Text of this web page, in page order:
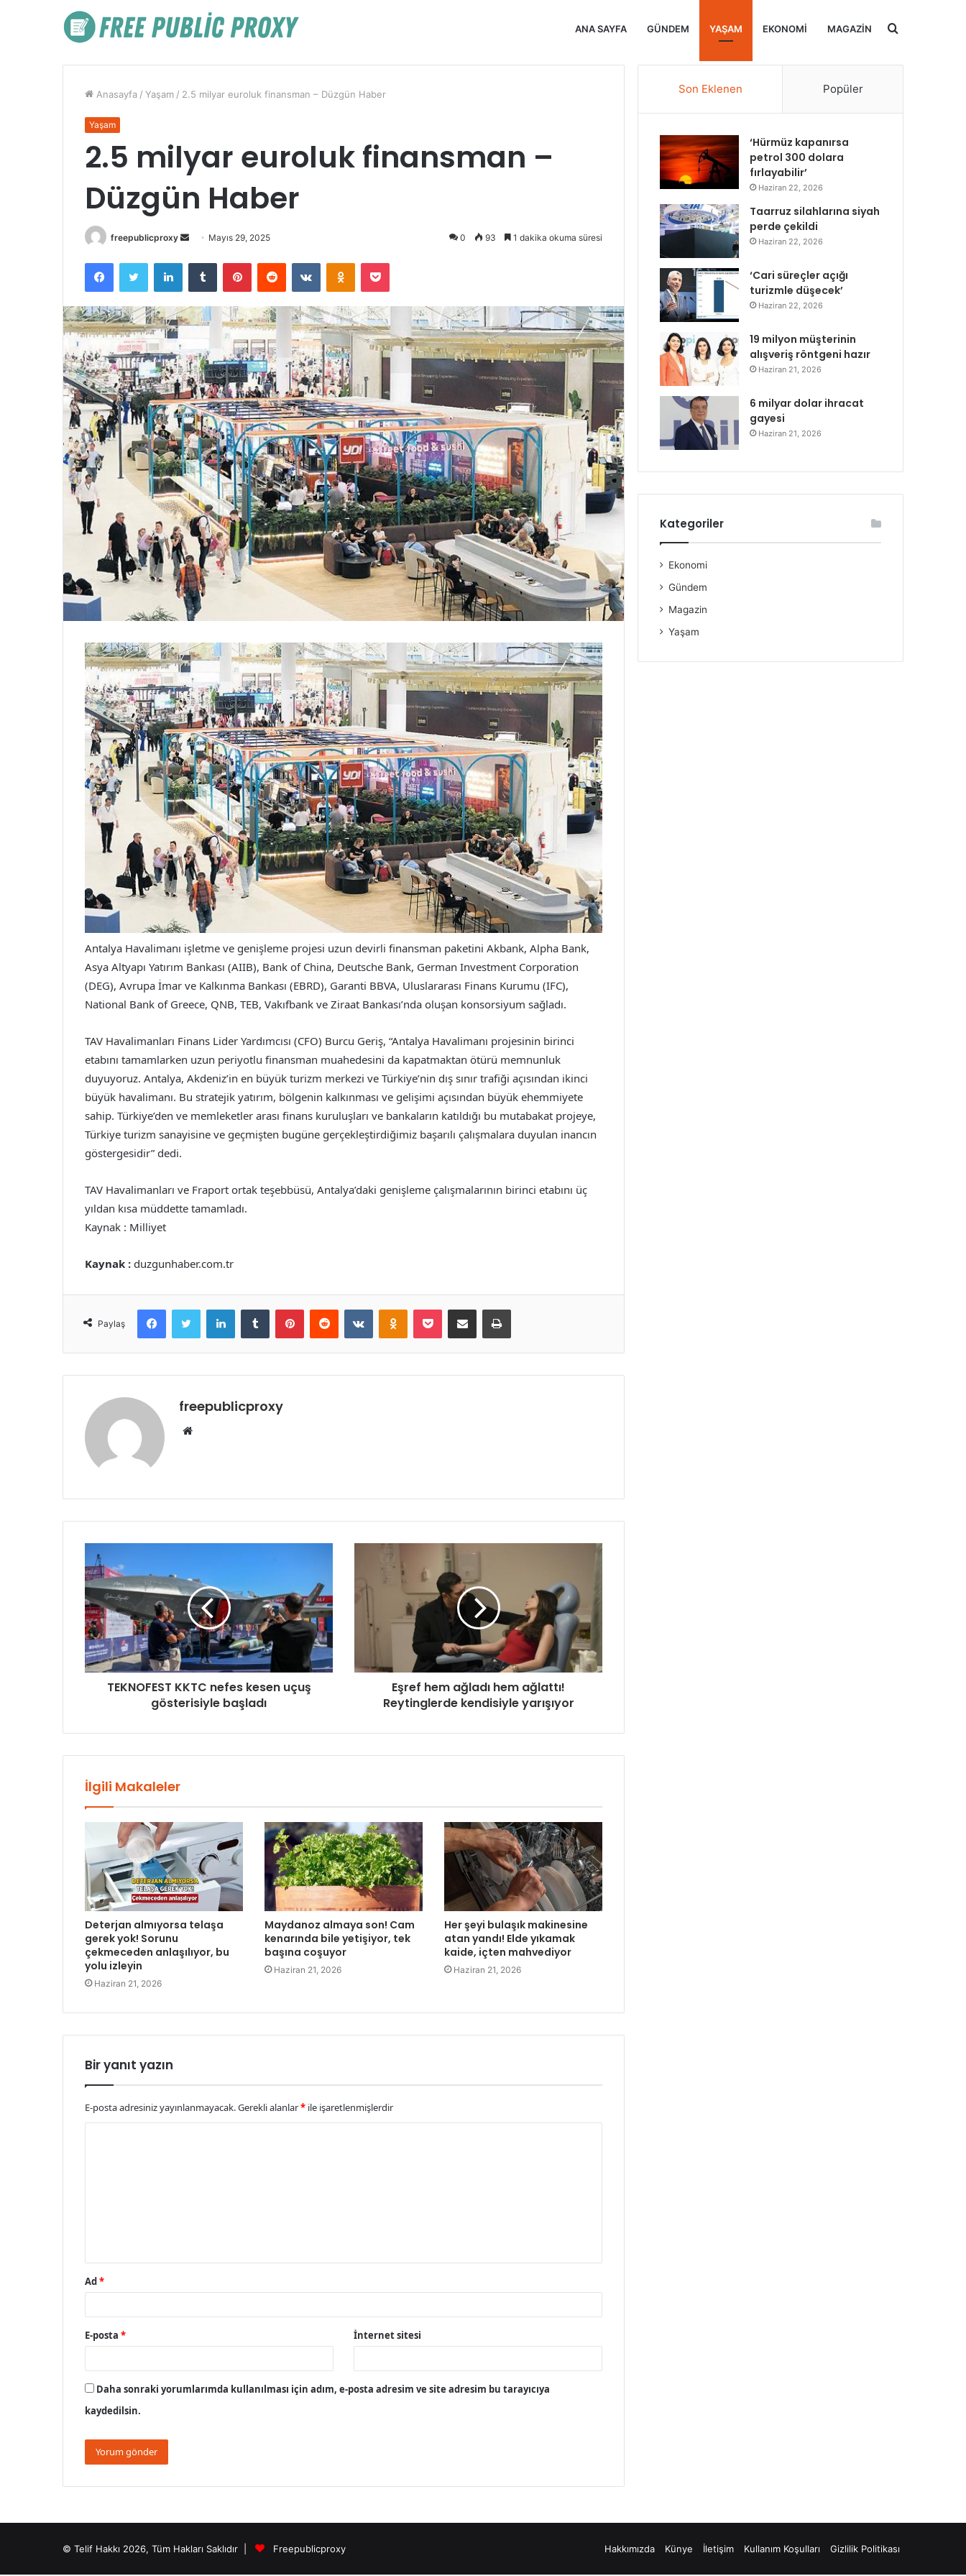
ANA SAYFA GÜNDEM YAŞAM EKONOMI MAGAZIN Arama
Anasayfa / Yaşam / 2.5 milyar euroluk finansman – Düzgün Haber
Yaşam
2.5 milyar euroluk finansman –
Düzgün Haber
freepublicproxy
Bir
posta
göndermek
Mayıs 29, 2025 0 93 1 dakika okuma süresi
FacebookTwitter LinkedInTumblr PinterestReddit VKontakteOdnoklassniki
Pocket
Antalya Havalimanı işletme ve genişleme projesi uzun devirli finansman paketini Akbank, Alpha Bank,
Asya Altyapı Yatırım Bankası (AIIB), Bank of China, Deutsche Bank, German Investment Corporation
(DEG), Avrupa İmar ve Kalkınma Bankası (EBRD), Garanti BBVA, Uluslararası Finans Kurumu (IFC),
National Bank of Greece, QNB, TEB, Vakıfbank ve Ziraat Bankası’nda oluşan konsorsiyum sağladı.
TAV Havalimanları Finans Lider Yardımcısı (CFO) Burcu Geriş, “Antalya Havalimanı projesinin birinci
etabını tamamlarken uzun periyotlu finansman muahedesini da kapatmaktan ötürü memnunluk
duyuyoruz. Antalya, Akdeniz’in en büyük turizm merkezi ve Türkiye’nin dış sınır trafiği açısından ikinci
büyük havalimanı. Bu stratejik yatırım, bölgenin kalkınması ve gelişimi açısından büyük ehemmiyete
sahip. Türkiye’den ve memleketler arası finans kuruluşları ve bankaların katıldığı bu mutabakat projeye,
Türkiye turizm sanayisine ve geçmişten bugüne gerçekleştirdiğimiz başarılı çalışmalara duyulan inancın
göstergesidir” dedi.
TAV Havalimanları ve Fraport ortak teşebbüsü, Antalya’daki genişleme çalışmalarının birinci etabını üç
yıldan kısa müddette tamamladı.
Kaynak : Milliyet
Kaynak : duzgunhaber.com.tr
Paylaş
FacebookTwitter LinkedInTumblr PinterestReddit VKontakteOdnoklassniki
Pocket E-Posta ile paylaş Yazdır
freepublicproxy
Web
TEKNOFEST KKTC nefes kesen uçuş
gösterisiyle başladı
Eşref hem ağladı hem ağlattı!
Reytinglerde kendisiyle yarışıyor
İlgili Makaleler
Deterjan almıyorsa telaşa
gerek yok! Sorunu
çekmeceden anlaşılıyor, bu
yolu izleyin
Haziran 21, 2026
Maydanoz almaya son! Cam
kenarında bile yetişiyor, tek
başına coşuyor
Haziran 21, 2026
Her şeyi bulaşık makinesine
atan yandı! Elde yıkamak
kaide, içten mahvediyor
Haziran 21, 2026
Bir yanıt yazın
E-posta adresiniz yayınlanmayacak.Gerekli alanlar* ile işaretlenmişlerdir
Ad*
E-posta * İnternet sitesi
Daha sonraki yorumlarımda kullanılması için adım, e-posta adresim ve site adresim bu tarayıcıya
kaydedilsin.
Son Eklenen Popüler
‘Hürmüz kapanırsa
petrol 300 dolara
fırlayabilir’
Haziran 22, 2026
Taarruz silahlarına siyah
perde çekildi
Haziran 22, 2026
‘Cari süreçler açığı
turizmle düşecek’
Haziran 22, 2026
19 milyon müşterinin
alışveriş röntgeni hazır
Haziran 21, 2026
6 milyar dolar ihracat
gayesi
Haziran 21, 2026
Kategoriler
Ekonomi
Gündem
Magazin
Yaşam
© Telif Hakkı 2026, Tüm Hakları Saklıdır | Freepublicproxy Hakkımızda Künye İletişim Kullanım Koşulları Gizlilik Politikası